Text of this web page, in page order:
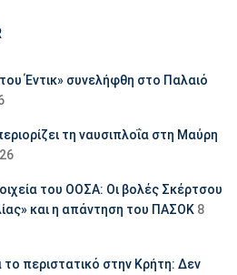
Έντικ» συνελήφθη στο Παλαιό
τη ναυσιπλοΐα στη Μαύρη
του ΟΟΣΑ: Οι βολές Σκέρτσου
και η απάντηση του ΠΑΣΟΚ 8
το περιστατικό στην Κρήτη: Δεν